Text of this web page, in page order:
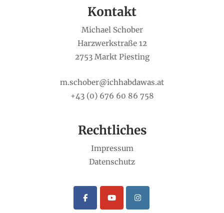
Kontakt
Michael Schober
Harzwerkstraße 12
2753 Markt Piesting
m.schober@ichhabdawas.at
+43 (0) 676 60 86 758
Rechtliches
Impressum
Datenschutz